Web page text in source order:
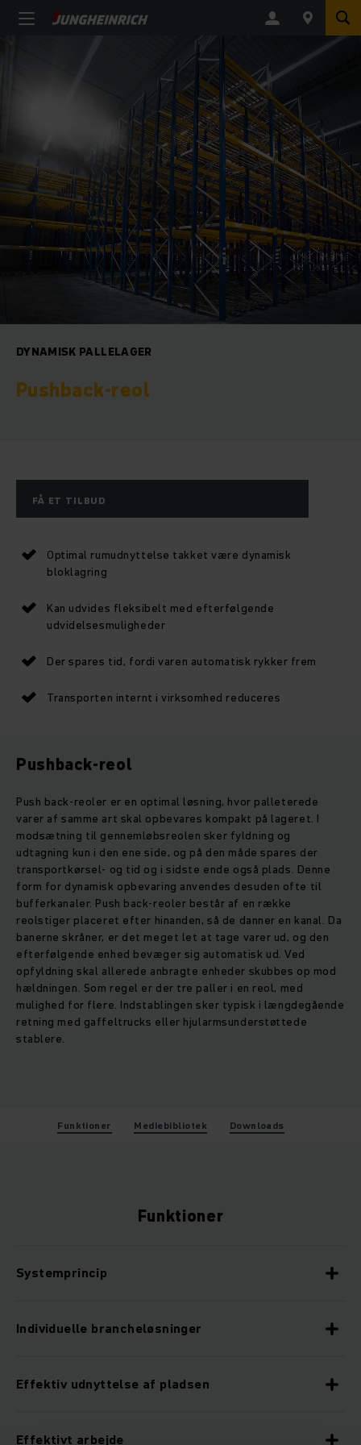
DYNAMISK PALLELAGER
Pushback-reol
FÅ ET TILBUD
Optimal rumudnyttelse takket være dynamisk
bloklagring
Kan udvides fleksibelt med efterfølgende
udvidelsesmuligheder
Der spares tid, fordi varen automatisk rykker frem
Transporten internt i virksomhed reduceres
Pushback-reol
Push back-reoler er en optimal løsning, hvor palleterede
varer af samme art skal opbevares kompakt på lageret. I
modsætning til gennemløbsreolen sker fyldning og
udtagning kun i den ene side, og på den måde spares der
transportkørsel- og tid og i sidste ende også plads. Denne
form for dynamisk opbevaring anvendes desuden ofte til
bufferkanaler. Push back-reoler består af en række
reolstiger placeret efter hinanden, så de danner en kanal. Da
banerne skråner, er det meget let at tage varer ud, og den
efterfølgende enhed bevæger sig automatisk ud. Ved
opfyldning skal allerede anbragte enheder skubbes op mod
hældningen. Som regel er der tre paller i en reol, med
mulighed for flere. Indstablingen sker typisk i længdegående
retning med gaffeltrucks eller hjularmsunderstøttede
stablere.
Funktioner Mediebibliotek Downloads
Funktioner
Systemprincip
Individuelle brancheløsninger
Effektiv udnyttelse af pladsen
Effektivt arbejde